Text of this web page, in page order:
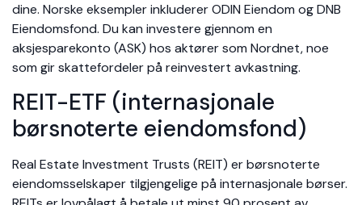
dine. Norske eksempler inkluderer ODIN Eiendom og DNB
Eiendomsfond. Du kan investere gjennom en
aksjesparekonto (ASK) hos aktører som Nordnet, noe
som gir skattefordeler på reinvestert avkastning.
REIT-ETF (internasjonale
børsnoterte eiendomsfond)
Real Estate Investment Trusts (REIT) er børsnoterte
eiendomsselskaper tilgjengelige på internasjonale børser.